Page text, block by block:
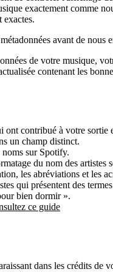
exactement comme
exactes.
avant de nous
de votre musique,
contenant les
ont contribué à votre sortie
un champ distinct.
sur Spotify.
du nom des artistes
les abréviations et les
qui présentent des
bien dormir ».
ce guide
dans les crédits de